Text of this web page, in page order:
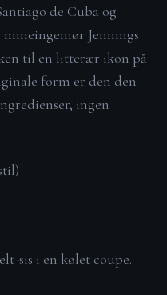
de Cuba og
Jennings
til en litterær ikon på
form er den den
ingen
sis i en kølet coupe.